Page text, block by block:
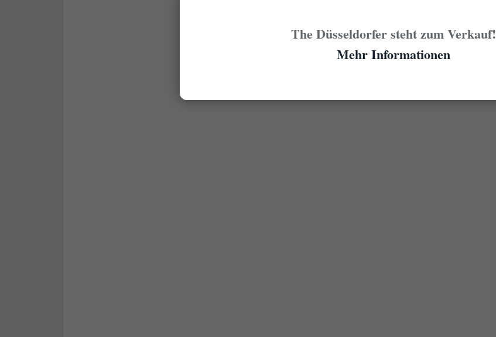
The Düsseldorfer steht zum Verkauf!
Mehr Informationen